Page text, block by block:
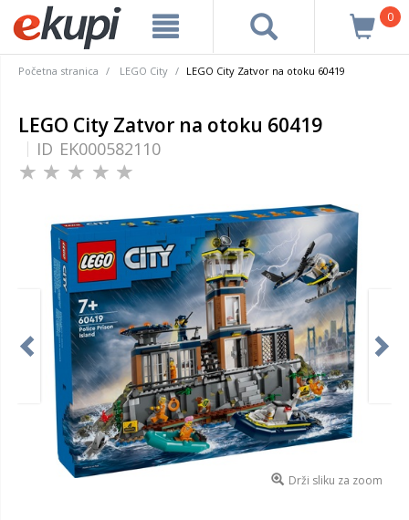
0
Početna stranica LEGO City LEGO City Zatvor na otoku 60419
LEGO City Zatvor na otoku 60419
ID EK000582110
Drži sliku za zoom